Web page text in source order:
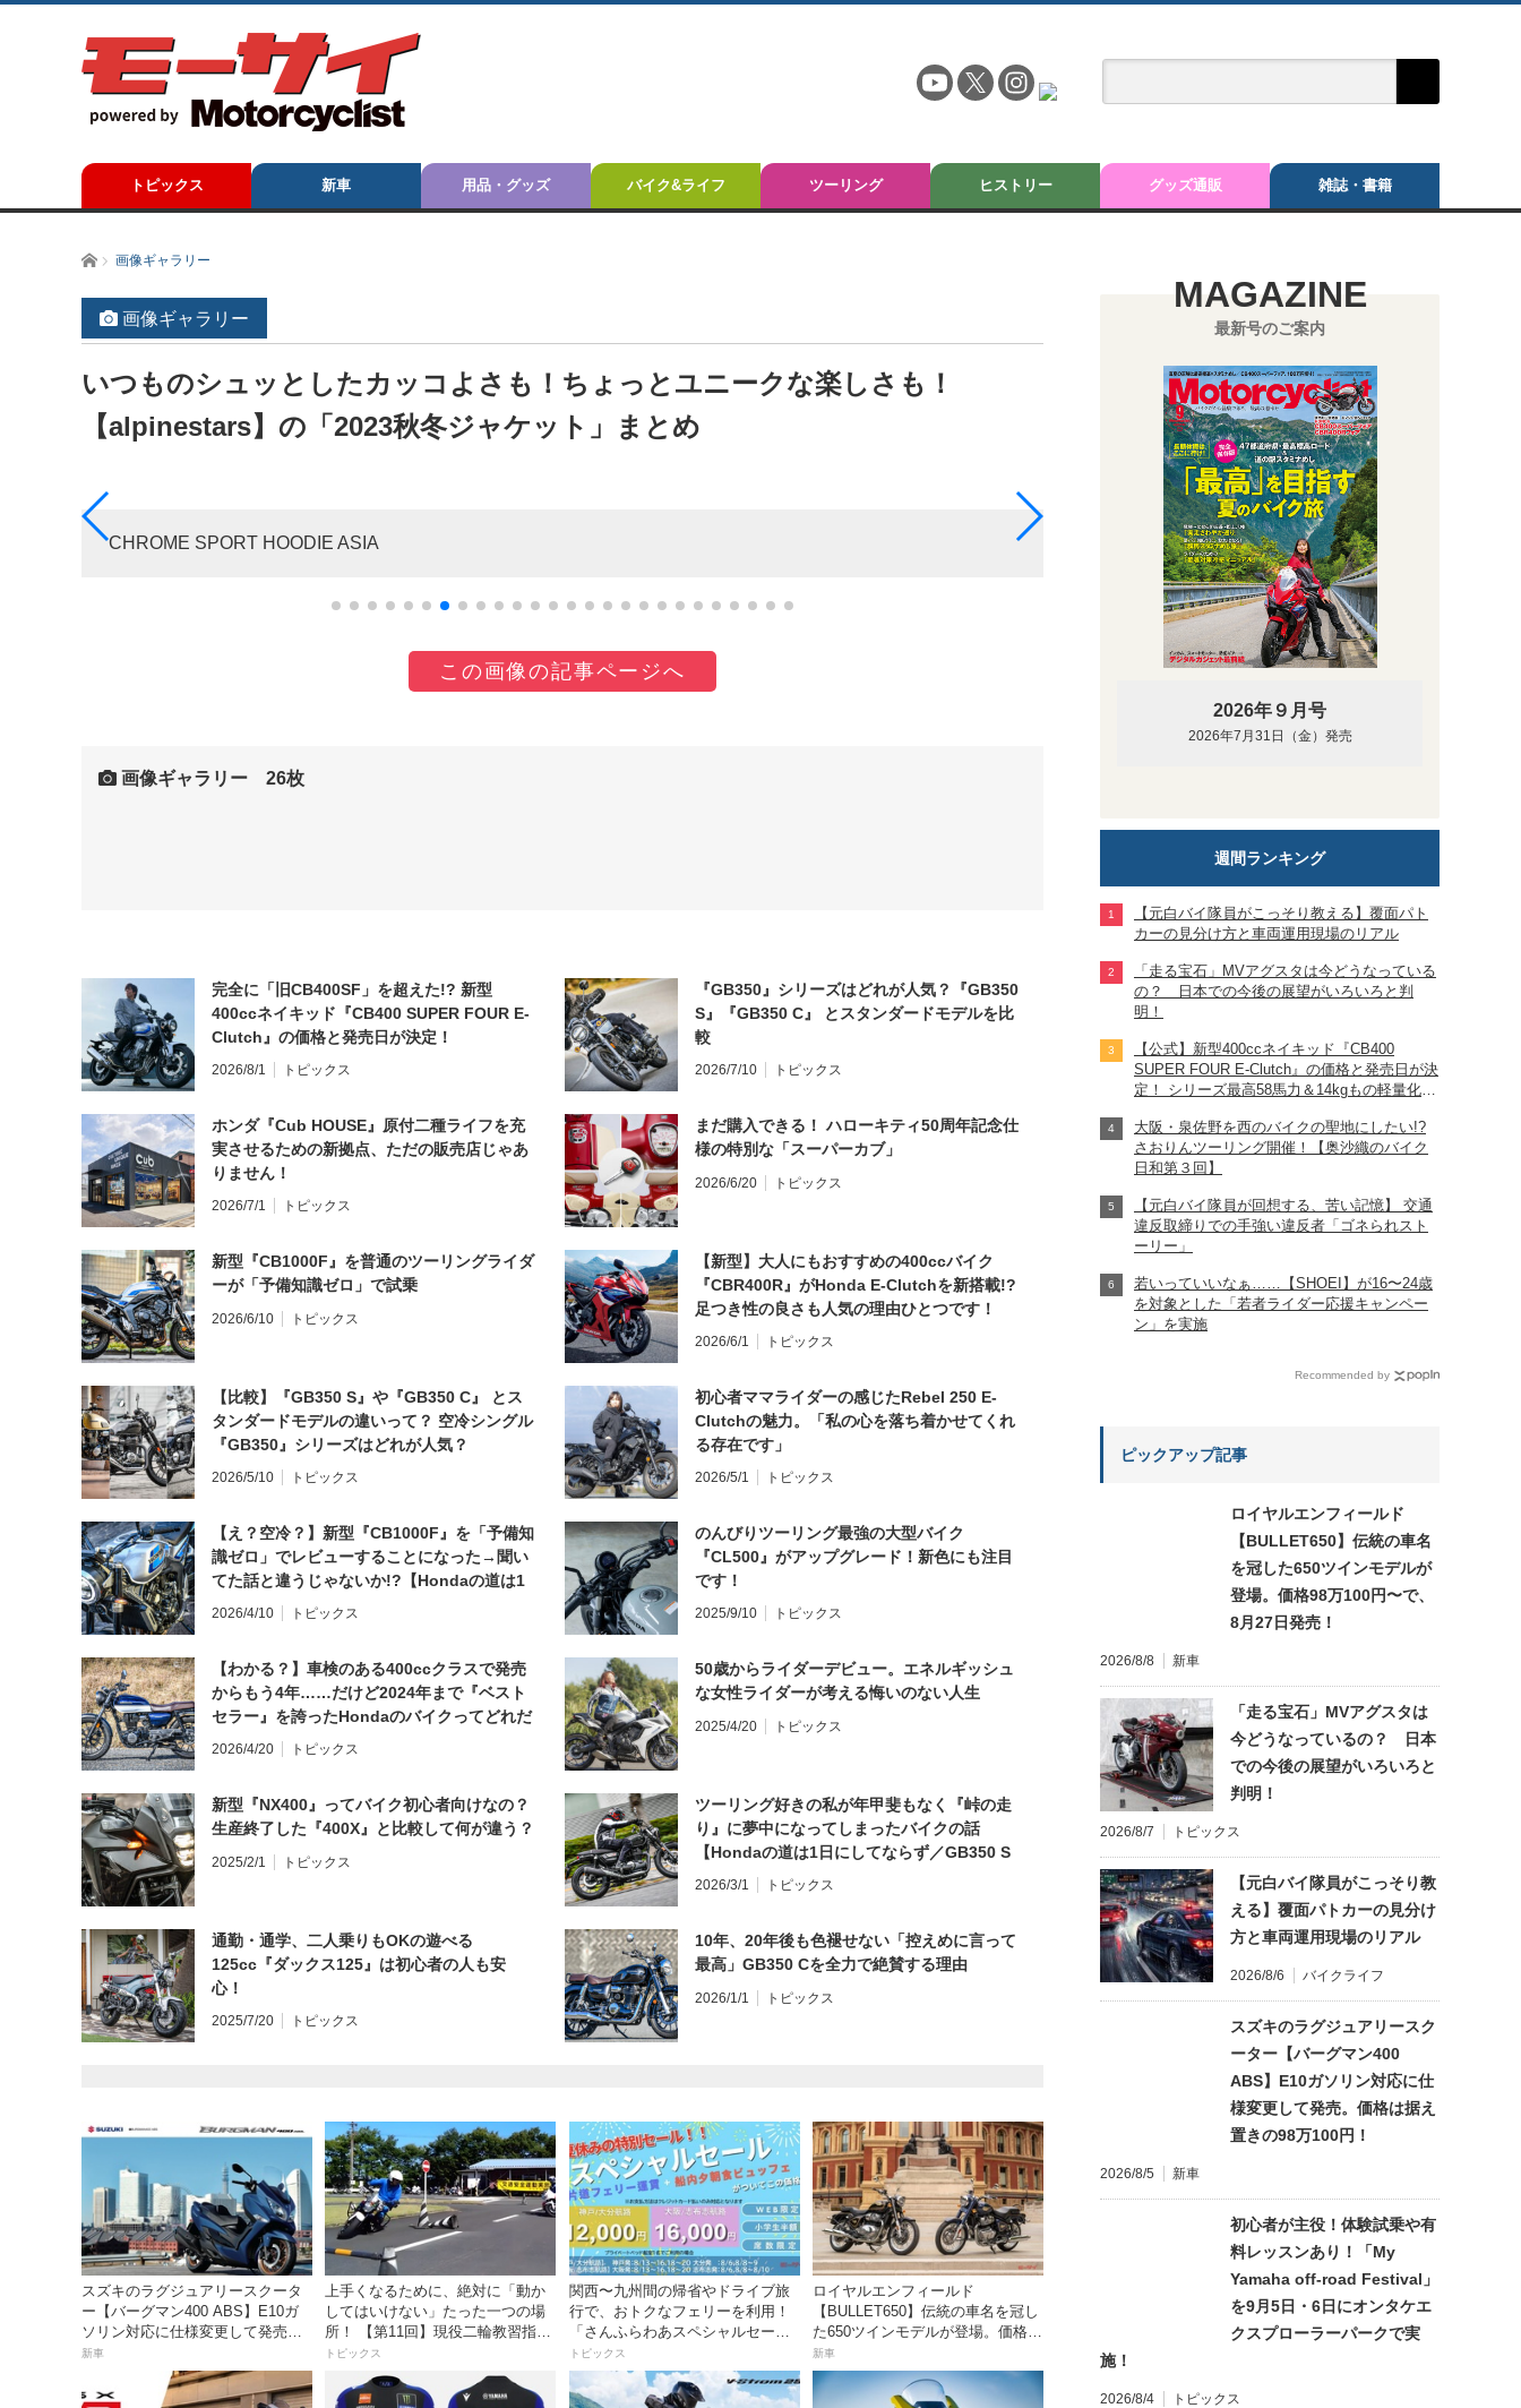
トピックス 新車 用品・グッズ バイク&ライフ ツーリング ヒストリー グッズ通販 雑誌・書籍
ホーム画像ギャラリー
画像ギャラリー
いつものシュッとしたカッコよさも！ちょっとユニークな楽しさも！
【alpinestars】の「2023秋冬ジャケット」まとめ
CHROME SPORT HOODIE ASIA CHROME SPORT HOODIE ASIA
この画像の記事ページへ
画像ギャラリー 26枚
完全に「旧CB400SF」を超えた!? 新型
400ccネイキッド『CB400 SUPER FOUR E-
Clutch』の価格と発売日が決定！
2026/8/1 トピックス
『GB350』シリーズはどれが人気？『GB350
S』『GB350 C』 とスタンダードモデルを比
較
2026/7/10 トピックス
ホンダ『Cub HOUSE』原付二種ライフを充
実させるための新拠点、ただの販売店じゃあ
りません！
2026/7/1 トピックス
まだ購入できる！ ハローキティ50周年記念仕
様の特別な「スーパーカブ」
2026/6/20 トピックス
新型『CB1000F』を普通のツーリングライダ
ーが「予備知識ゼロ」で試乗
2026/6/10 トピックス
【新型】大人にもおすすめの400ccバイク
『CBR400R』がHonda E-Clutchを新搭載!?
足つき性の良さも人気の理由ひとつです！
2026/6/1 トピックス
【比較】『GB350 S』や『GB350 C』 とス
タンダードモデルの違いって？ 空冷シングル
『GB350』シリーズはどれが人気？
2026/5/10 トピックス
初心者ママライダーの感じたRebel 250 E-
Clutchの魅力。「私の心を落ち着かせてくれ
る存在です」
2026/5/1 トピックス
【え？空冷？】新型『CB1000F』を「予備知
識ゼロ」でレビューすることになった→聞い
てた話と違うじゃないか!?【Hondaの道は1
日にしてならず／CB1000F ①第一印象 編】
2026/4/10 トピックス
のんびりツーリング最強の大型バイク
『CL500』がアップグレード！新色にも注目
です！
2025/9/10 トピックス
【わかる？】車検のある400ccクラスで発売
からもう4年……だけど2024年まで『ベスト
セラー』を誇ったHondaのバイクってどれだ
と思う？
2026/4/20 トピックス
50歳からライダーデビュー。エネルギッシュ
な女性ライダーが考える悔いのない人生
2025/4/20 トピックス
新型『NX400』ってバイク初心者向けなの？
生産終了した『400X』と比較して何が違う？
2025/2/1 トピックス
ツーリング好きの私が年甲斐もなく『峠の走
り』に夢中になってしまったバイクの話
【Hondaの道は1日にしてならず／GB350 S
インプレ・レビュー 前編】
2026/3/1 トピックス
通勤・通学、二人乗りもOKの遊べる
125cc『ダックス125』は初心者の人も安
心！
2025/7/20 トピックス
10年、20年後も色褪せない「控えめに言って
最高」GB350 Cを全力で絶賛する理由
2026/1/1 トピックス
スズキのラグジュアリースクータ
ー【バーグマン400 ABS】E10ガ
ソリン対応に仕様変更して発売。
価格は据え置きの98万100円！
新車
上手くなるために、絶対に「動か
してはいけない」たった一つの場
所！ 【第11回】現役二輪教習指導
員YouTuberばくのライテク講座
トピックス
関西〜九州間の帰省やドライブ旅
行で、おトクなフェリーを利用！
「さんふらわあスペシャルセー
ル」を期間限定で販売開始
トピックス
ロイヤルエンフィールド
【BULLET650】伝統の車名を冠し
た650ツインモデルが登場。価格98
万100円〜で、8月27日発売！
新車
MAGAZINE
最新号のご案内
2026年９月号
2026年7月31日（金）発売
週間ランキング
【元白バイ隊員がこっそり教える】覆面パト
カーの見分け方と車両運用現場のリアル
「走る宝石」MVアグスタは今どうなっている
の？ 日本での今後の展望がいろいろと判
明！
【公式】新型400ccネイキッド『CB400
SUPER FOUR E-Clutch』の価格と発売日が決
定！ シリーズ最高58馬力＆14kgもの軽量化!?
【Honda2026新車ニュース】
大阪・泉佐野を西のバイクの聖地にしたい!?
さおりんツーリング開催！【奥沙織のバイク
日和第３回】
【元白バイ隊員が回想する、苦い記憶】 交通
違反取締りでの手強い違反者「ゴネられスト
ーリー」
若いっていいなぁ……【SHOEI】が16〜24歳
を対象とした「若者ライダー応援キャンペー
ン」を実施
Recommended by
ピックアップ記事
ロイヤルエンフィールド
【BULLET650】伝統の車名
を冠した650ツインモデルが
登場。価格98万100円〜で、
8月27日発売！
2026/8/8 新車
「走る宝石」MVアグスタは
今どうなっているの？ 日本
での今後の展望がいろいろと
判明！
2026/8/7 トピックス
【元白バイ隊員がこっそり教
える】覆面パトカーの見分け
方と車両運用現場のリアル
2026/8/6 バイクライフ
スズキのラグジュアリースク
ーター【バーグマン400
ABS】E10ガソリン対応に仕
様変更して発売。価格は据え
置きの98万100円！
2026/8/5 新車
初心者が主役！体験試乗や有
料レッスンあり！「My
Yamaha off-road Festival」
を9月5日・6日にオンタケエ
クスプローラーパークで実
施！
2026/8/4 トピックス